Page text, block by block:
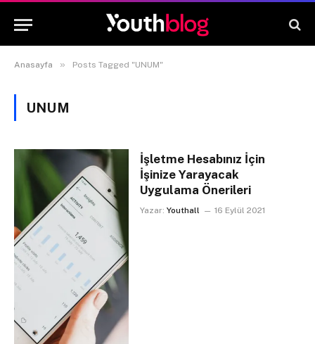
Anasayfa » Posts Tagged "UNUM"
UNUM
İşletme Hesabınız İçin
İşinize Yarayacak
Uygulama Önerileri
Yazar: Youthall 16 Eylül 2021